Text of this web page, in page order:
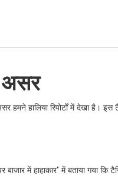
असर
हमने हालिया रिपोर्टों में देखा है।
में हाहाकार" में बताया गया कि